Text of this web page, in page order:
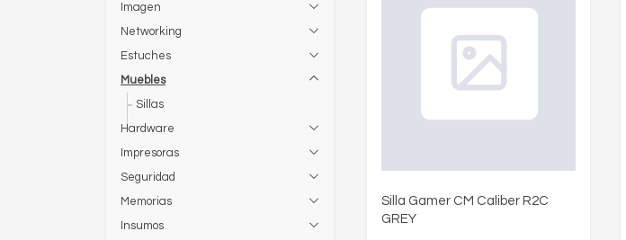
Imagen
Networking
Estuches
Muebles
Sillas
Hardware
Impresoras
Seguridad
Memorias
Insumos
Silla Gamer CM Caliber R2C
GREY